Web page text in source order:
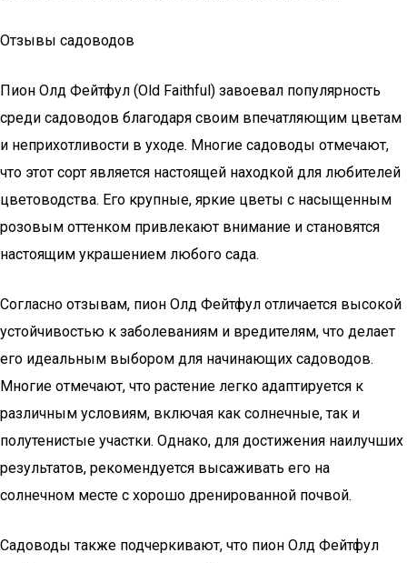
Отзывы садоводов
Пион Олд Фейтфул (Old Faithful) завоевал популярность
среди садоводов благодаря своим впечатляющим цветам
и неприхотливости в уходе. Многие садоводы отмечают,
что этот сорт является настоящей находкой для любителей
цветоводства. Его крупные, яркие цветы с насыщенным
розовым оттенком привлекают внимание и становятся
настоящим украшением любого сада.
Согласно отзывам, пион Олд Фейтфул отличается высокой
устойчивостью к заболеваниям и вредителям, что делает
его идеальным выбором для начинающих садоводов.
Многие отмечают, что растение легко адаптируется к
различным условиям, включая как солнечные, так и
полутенистые участки. Однако, для достижения наилучших
результатов, рекомендуется высаживать его на
солнечном месте с хорошо дренированной почвой.
Садоводы также подчеркивают, что пион Олд Фейтфул